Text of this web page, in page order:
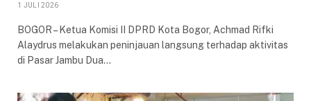
1 JULI 2026
BOGOR – Ketua Komisi II DPRD Kota Bogor, Achmad Rifki
Alaydrus melakukan peninjauan langsung terhadap aktivitas
di Pasar Jambu Dua…